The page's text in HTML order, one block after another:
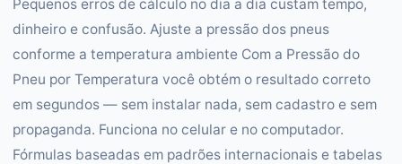
Pequenos erros de cálculo no dia a dia custam tempo,
dinheiro e confusão. Ajuste a pressão dos pneus
conforme a temperatura ambiente Com a Pressão do
Pneu por Temperatura você obtém o resultado correto
em segundos — sem instalar nada, sem cadastro e sem
propaganda. Funciona no celular e no computador.
Fórmulas baseadas em padrões internacionais e tabelas